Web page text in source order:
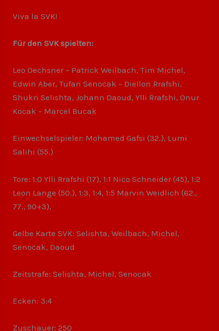
Viva la SVK!
Für den SVK spielten:
Leo Oechsner – Patrick Weilbach, Tim Michel,
Edwin Aber, Tufan Senocak – Diellon Rrafshi,
Shukri Selishta, Johann Daoud, Ylli Rrafshi, Onur
Kocak – Marcel Bucak
Einwechselspieler: Mohamed Gafsi (32.), Lumi
Salihi (55.)
Tore: 1:0 Ylli Rrafshi (17), 1:1 Nico Schneider (45), 1:2
Leon Lange (50.), 1:3, 1:4, 1:5 Marvin Weidlich (62.,
77., 90+3),
Gelbe Karte SVK: Selishta, Weilbach, Michel,
Senocak, Daoud
Zeitstrafe: Selishta, Michel, Senocak
Ecken: 3:4
Zuschauer: 250